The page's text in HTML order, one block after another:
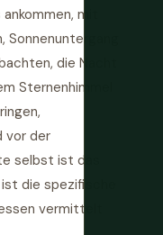
mit
Sonnenuntergang
die Nacht
Sternenhimmel
vor der
selbst ist das
die spezifische
vermittelt